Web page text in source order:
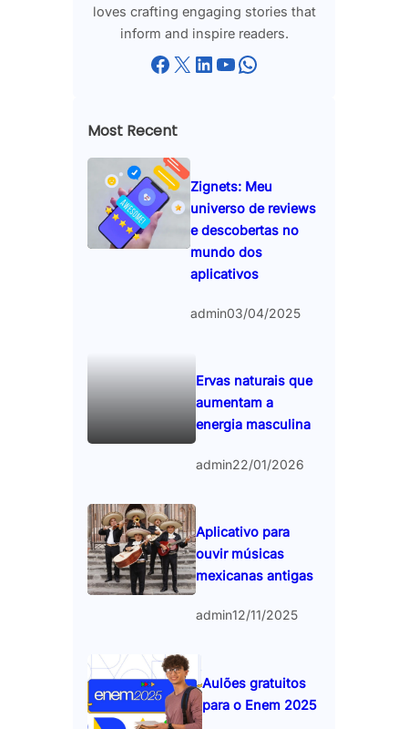
loves crafting engaging stories that
inform and inspire readers.
Facebook X LinkedIn YouTube WhatsApp
Most Recent
Zignets: Meu
universo de reviews
e descobertas no
mundo dos
aplicativos
admin03/04/2025
Ervas naturais que
aumentam a
energia masculina
admin22/01/2026
Aplicativo para
ouvir músicas
mexicanas antigas
admin12/11/2025
Aulões gratuitos
para o Enem 2025